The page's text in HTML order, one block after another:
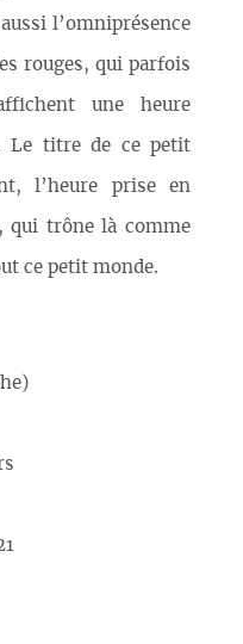
l’omniprésence
rouges, qui parfois
une heure
Le titre de ce petit
l’heure prise en
qui trône là comme
ce petit monde.